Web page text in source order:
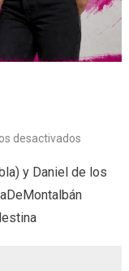
desactivadosen
(25/05/
y Daniel de los